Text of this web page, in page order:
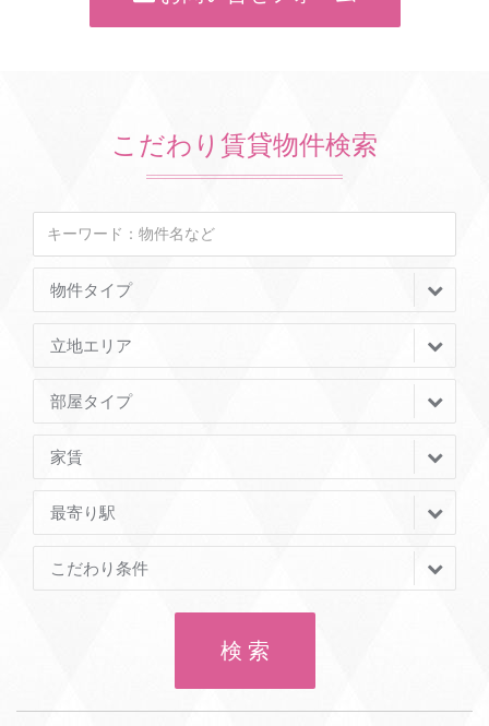
こだわり賃貸物件検索
物件タイプ
立地エリア
部屋タイプ
家賃
最寄り駅
こだわり条件
検 索